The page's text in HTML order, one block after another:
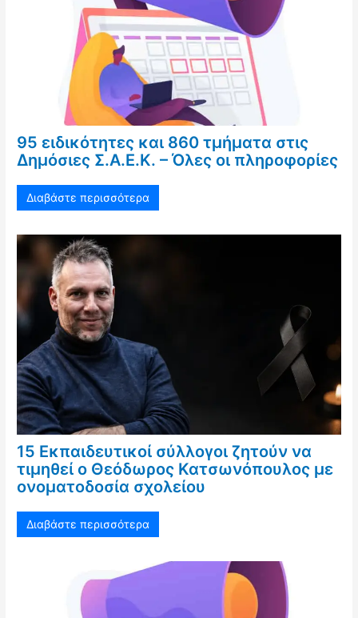
95 ειδικότητες και 860 τμήματα στις
Δημόσιες Σ.Α.Ε.Κ. – Όλες οι πληροφορίες
Διαβάστε περισσότερα
15 Εκπαιδευτικοί σύλλογοι ζητούν να
τιμηθεί ο Θεόδωρος Κατσωνόπουλος με
ονοματοδοσία σχολείου
Διαβάστε περισσότερα